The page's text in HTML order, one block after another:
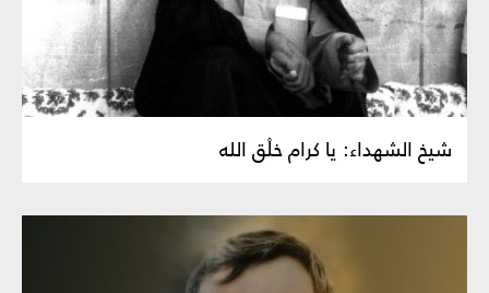
شيخ الشهداء: يا كرام خلْق الله